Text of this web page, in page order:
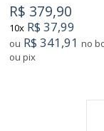
R$ 379,90
10x R$ 37,99
ou R$ 341,91 no boleto
ou pix